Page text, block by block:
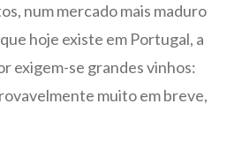
num mercado mais maduro
hoje existe em Portugal, a
exigem-se grandes vinhos:
muito em breve,